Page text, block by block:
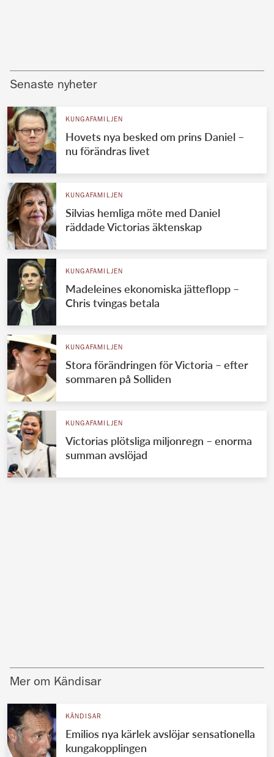
Senaste nyheter
KUNGAFAMILJEN
Hovets nya besked om prins Daniel –
nu förändras livet
KUNGAFAMILJEN
Silvias hemliga möte med Daniel
räddade Victorias äktenskap
KUNGAFAMILJEN
Madeleines ekonomiska jätteflopp –
Chris tvingas betala
KUNGAFAMILJEN
Stora förändringen för Victoria – efter
sommaren på Solliden
KUNGAFAMILJEN
Victorias plötsliga miljonregn – enorma
summan avslöjad
Mer om Kändisar
KÄNDISAR
Emilios nya kärlek avslöjar sensationella
kungakopplingen